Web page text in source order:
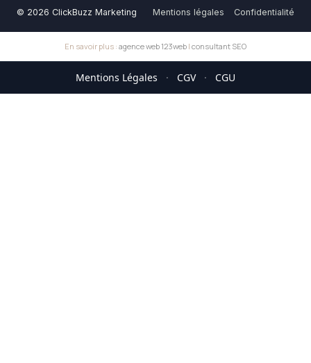
© 2026 ClickBuzz Marketing Mentions légales Confidentialité
En savoir plus : agence web 123web | consultant SEO
Mentions Légales · CGV · CGU